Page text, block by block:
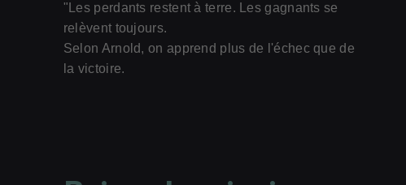
"Les perdants restent à terre. Les gagnants se
relèvent toujours.
Selon Arnold, on apprend plus de l'échec que de
la victoire.